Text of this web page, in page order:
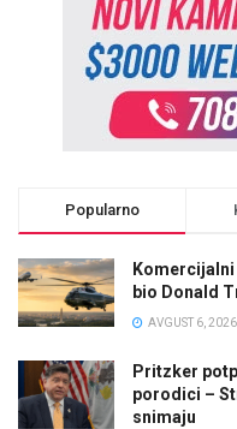
Popularno
bio Donald
AVGUST 6, 2026
Pritzker
porodici –
snimaju